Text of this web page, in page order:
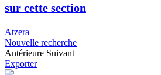
sur cette section
Atzera
Nouvelle recherche
Antérieure Suivant
Exporter